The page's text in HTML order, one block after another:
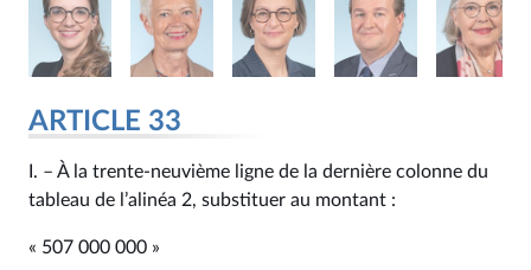
ARTICLE 33
I. – À la trente-neuvième ligne de la dernière colonne du
tableau de l’alinéa 2, substituer au montant :
« 507 000 000 »